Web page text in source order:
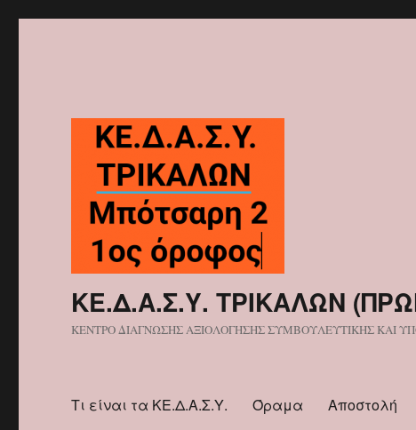
ΚΕ.Δ.Α.Σ.Υ. ΤΡΙΚΑΛΩΝ
ΚΕΝΤΡΟ ΔΙΑΓΝΩΣΗΣ ΑΞΙΟΛΟΓΗΣΗΣ ΣΥΜΒΟΥΛΕΥΤΙΚΗΣ ΚΑΙ
Τι είναι τα ΚΕ.Δ.Α.Σ.Υ. Όραμα Αποστολή